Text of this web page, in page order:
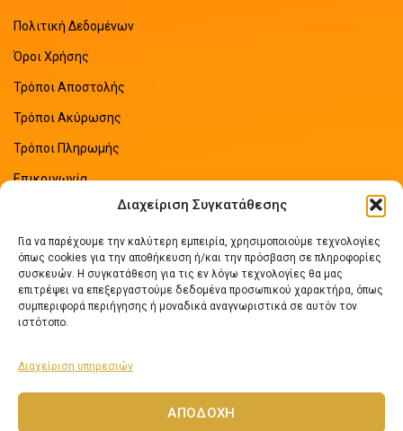
Διαχείριση Συγκατάθεσης
Για να παρέχουμε την καλύτερη εμπειρία, χρησιμοποιούμε τεχνολογίες
όπως cookies για την αποθήκευση ή/και την πρόσβαση σε πληροφορίες
συσκευών. Η συγκατάθεση για τις εν λόγω τεχνολογίες θα μας
επιτρέψει να επεξεργαστούμε δεδομένα προσωπικού χαρακτήρα, όπως
συμπεριφορά περιήγησης ή μοναδικά αναγνωριστικά σε αυτόν τον
ιστότοπο.
Διαχείριση υπηρεσιών
ΑΠΟΔΟΧΉ
Πολιτική Δεδομένων
Όροι Χρήσης
Τρόποι Αποστολής
Τρόποι Ακύρωσης
Τρόποι Πληρωμής
Επικοινωνία
ΠΡΟΣΦΑΤΑ ΑΡΘΡΑ
Οδηγός Εξοικονόμησης Ενέργειας
No Comments
Πως να επιλέξετε ηλιακό θερμοσίφωνα